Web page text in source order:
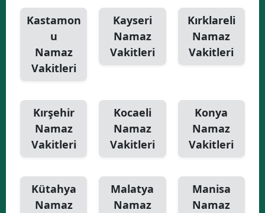
Kastamon
u
Namaz
Vakitleri
Kayseri
Namaz
Vakitleri
Kırklareli
Namaz
Vakitleri
Kırşehir
Namaz
Vakitleri
Kocaeli
Namaz
Vakitleri
Konya
Namaz
Vakitleri
Kütahya
Namaz
Malatya
Namaz
Manisa
Namaz